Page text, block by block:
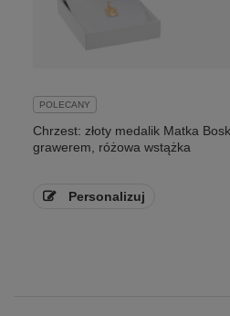
POLECANY
Chrzest: złoty medalik Matka
grawerem, różowa wstążka
Personalizuj